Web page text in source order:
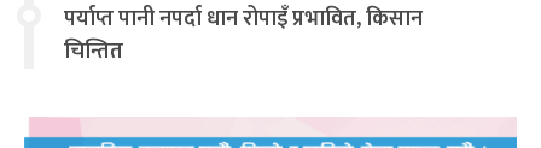
पर्याप्त पानी नपर्दा धान रोपाइँ प्रभावित, किसान
चिन्तित